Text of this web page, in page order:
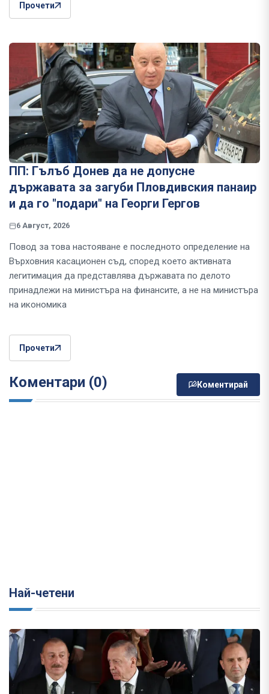
Прочети
ПП: Гълъб Донев да не допусне
държавата за загуби Пловдивския панаир
и да го "подари" на Георги Гергов
6 Август, 2026
Повод за това настояване е последното определение на
Върховния касационен съд, според което активната
легитимация да представлява държавата по делото
принадлежи на министъра на финансите, а не на министъра
на икономика
Прочети
Коментари (0) Коментирай
Най-четени